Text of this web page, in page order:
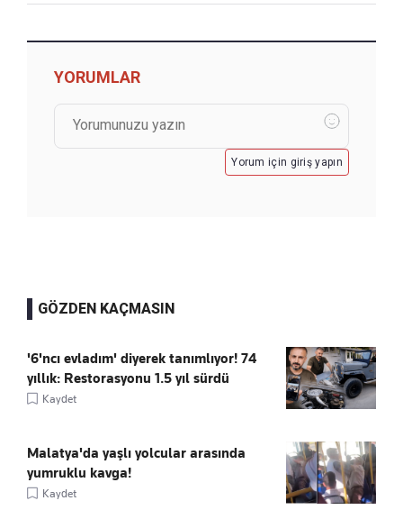
YORUMLAR
Yorum için giriş yapın
GÖZDEN KAÇMASIN
'6'ncı evladım' diyerek tanımlıyor! 74
yıllık: Restorasyonu 1.5 yıl sürdü
Kaydet
Malatya'da yaşlı yolcular arasında
yumruklu kavga!
Kaydet